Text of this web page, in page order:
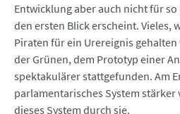
Entwicklung aber auch nicht für
den ersten Blick erscheint. Vieles,
Piraten für ein Urereignis
der Grünen, dem Prototyp einer
spektakulärer stattgefunden. Am
parlamentarisches System
dieses System durch sie.